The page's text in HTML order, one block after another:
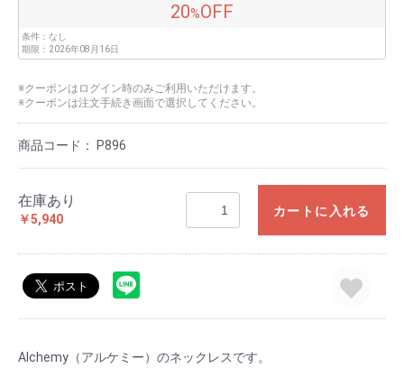
20%OFF
条件： なし
期限： 2026年08月16日
※クーポンはログイン時のみご利用いただけます。
※クーポンは注文手続き画面で選択してください。
商品コード： P896
在庫あり
￥5,940
カートに入れる
Alchemy（アルケミー）のネックレスです。